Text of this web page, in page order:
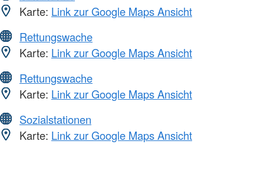
Karte: Link zur Google Maps Ansicht
Rettungswache
Karte: Link zur Google Maps Ansicht
Rettungswache
Karte: Link zur Google Maps Ansicht
Sozialstationen
Karte: Link zur Google Maps Ansicht